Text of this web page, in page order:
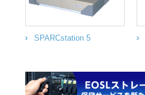
SPARCstation 5